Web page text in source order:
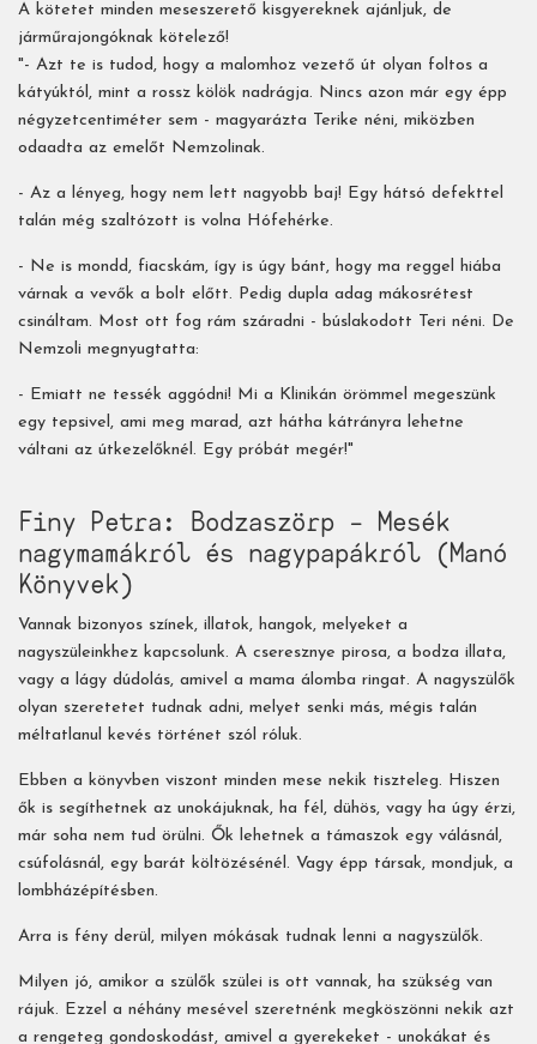
A kötetet minden meseszerető kisgyereknek ajánljuk, de
járműrajongóknak kötelező!
"- Azt te is tudod, hogy a malomhoz vezető út olyan foltos a
kátyúktól, mint a rossz kölök nadrágja. Nincs azon már egy épp
négyzetcentiméter sem - magyarázta Terike néni, miközben
odaadta az emelőt Nemzolinak.
- Az a lényeg, hogy nem lett nagyobb baj! Egy hátsó defekttel
talán még szaltózott is volna Hófehérke.
- Ne is mondd, fiacskám, így is úgy bánt, hogy ma reggel hiába
várnak a vevők a bolt előtt. Pedig dupla adag mákosrétest
csináltam. Most ott fog rám száradni - búslakodott Teri néni. De
Nemzoli megnyugtatta:
- Emiatt ne tessék aggódni! Mi a Klinikán örömmel megeszünk
egy tepsivel, ami meg marad, azt hátha kátrányra lehetne
váltani az útkezelőknél. Egy próbát megér!"
Finy Petra: Bodzaszörp – Mesék
nagymamákról és nagypapákról (Manó
Könyvek)
Vannak bizonyos színek, illatok, hangok, melyeket a
nagyszüleinkhez kapcsolunk. A cseresznye pirosa, a bodza illata,
vagy a lágy dúdolás, amivel a mama álomba ringat. A nagyszülők
olyan szeretetet tudnak adni, melyet senki más, mégis talán
méltatlanul kevés történet szól róluk.
Ebben a könyvben viszont minden mese nekik tiszteleg. Hiszen
ők is segíthetnek az unokájuknak, ha fél, dühös, vagy ha úgy érzi,
már soha nem tud örülni. Ők lehetnek a támaszok egy válásnál,
csúfolásnál, egy barát költözésénél. Vagy épp társak, mondjuk, a
lombházépítésben.
Arra is fény derül, milyen mókásak tudnak lenni a nagyszülők.
Milyen jó, amikor a szülők szülei is ott vannak, ha szükség van
rájuk. Ezzel a néhány mesével szeretnénk megköszönni nekik azt
a rengeteg gondoskodást, amivel a gyerekeket - unokákat és